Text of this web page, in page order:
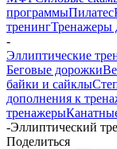
программыПилатес
тренингТренажеры
-
Эллиптические
Беговые дорожки
байки и сайклы
дополнения к
тренажеры
-Эллиптический
Поделиться